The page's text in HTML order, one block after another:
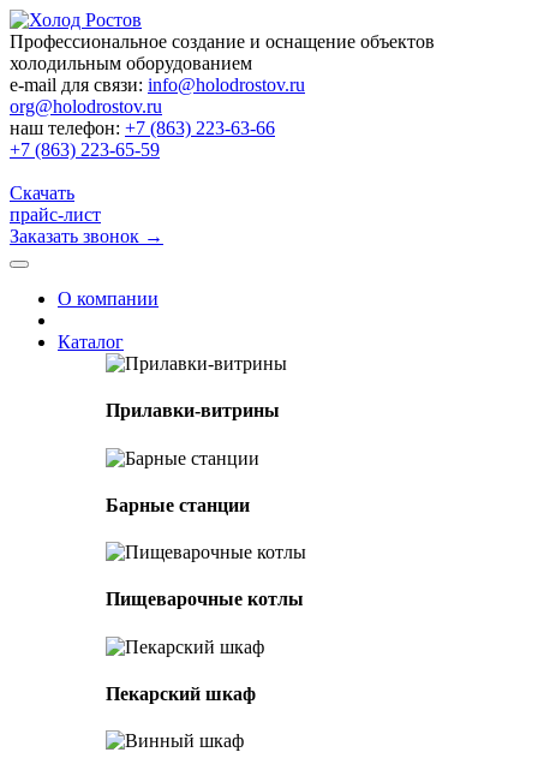
Профессиональное создание и оснащение объектов
холодильным оборудованием
e-mail для связи: info@holodrostov.ru
org@holodrostov.ru
наш телефон: +7 (863) 223-63-66
+7 (863) 223-65-59
Скачать
прайс-лист
Заказать звонок →
О компании
Каталог
Прилавки-витрины
Барные станции
Пищеварочные котлы
Пекарский шкаф